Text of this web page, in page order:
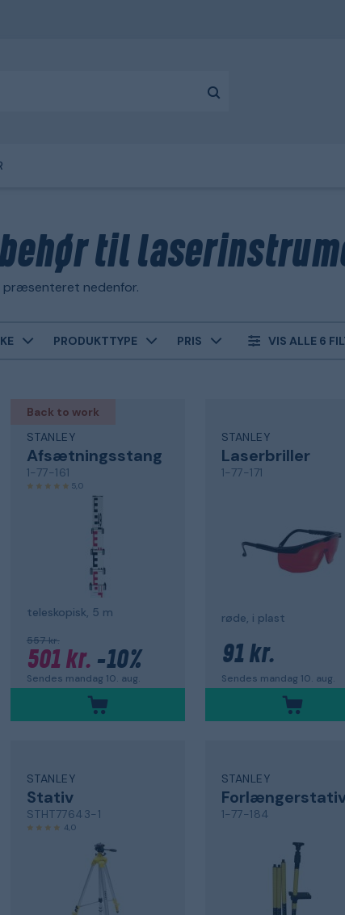
til
præsenteret nedenfor.
PRODUKTTYPE PRIS VIS ALLE 6
Back to work
STANLEY
Afsætningsstang
1-77-161
5,0
teleskopisk, 5 m
557 kr.
501 kr.-10%
Sendes mandag 10. aug.
STANLEY
Laserbriller
1-77-171
røde, i plast
91 kr.
Sendes mandag 10. aug.
STANLEY
Stativ
STHT77643-1
4,0
STANLEY
1-77-184